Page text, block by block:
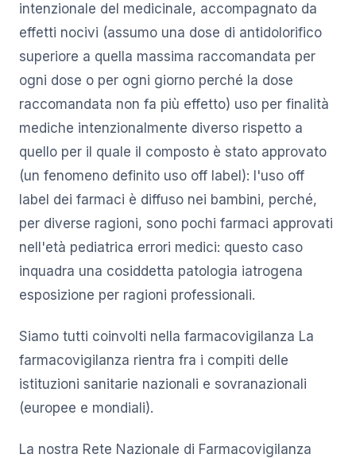
intenzionale del medicinale, accompagnato da
effetti nocivi (assumo una dose di antidolorifico
superiore a quella massima raccomandata per
ogni dose o per ogni giorno perché la dose
raccomandata non fa più effetto) uso per finalità
mediche intenzionalmente diverso rispetto a
quello per il quale il composto è stato approvato
(un fenomeno definito uso off label): l'uso off
label dei farmaci è diffuso nei bambini, perché,
per diverse ragioni, sono pochi farmaci approvati
nell'età pediatrica errori medici: questo caso
inquadra una cosiddetta patologia iatrogena
esposizione per ragioni professionali.
Siamo tutti coinvolti nella farmacovigilanza La
farmacovigilanza rientra fra i compiti delle
istituzioni sanitarie nazionali e sovranazionali
(europee e mondiali).
La nostra Rete Nazionale di Farmacovigilanza